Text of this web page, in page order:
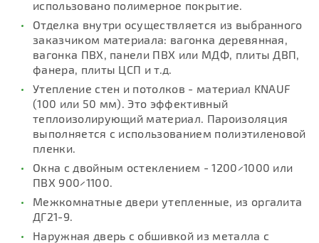
использовано полимерное покрытие.
Отделка внутри осуществляется из выбранного
заказчиком материала: вагонка деревянная,
вагонка ПВХ, панели ПВХ или МДФ, плиты ДВП,
фанера, плиты ЦСП и т.д.
Утепление стен и потолков - материал KNAUF
(100 или 50 мм). Это эффективный
теплоизолирующий материал. Пароизоляция
выполняется с использованием полиэтиленовой
пленки.
Окна с двойным остеклением - 1200×1000 или
ПВХ 900×1100.
Межкомнатные двери утепленные, из оргалита
ДГ21-9.
Наружная дверь с обшивкой из металла с